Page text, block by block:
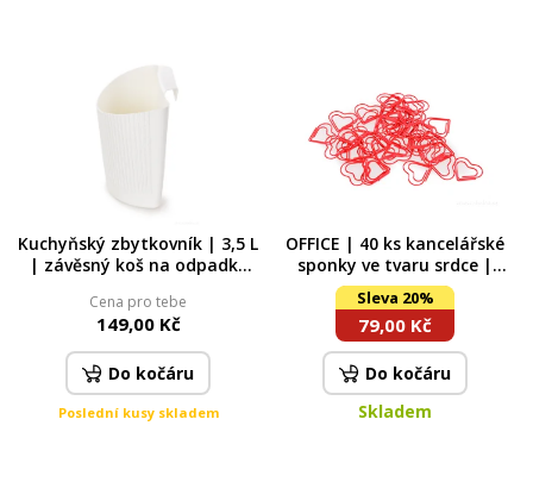
Kuchyňský zbytkovník | 3,5 L
| závěsný koš na odpadky
bílý
Cena pro tebe
149,00 Kč
Do kočáru
Poslední kusy skladem
OFFICE | 40 ks kancelářské
sponky ve tvaru srdce |
červené kovové | dekorativní
Sleva 20%
79,00 Kč
Do kočáru
Skladem